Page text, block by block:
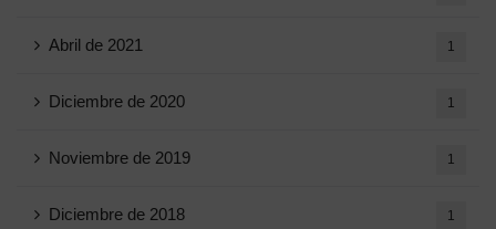
Abril de 2021 1
Diciembre de 2020 1
Noviembre de 2019 1
Diciembre de 2018 1